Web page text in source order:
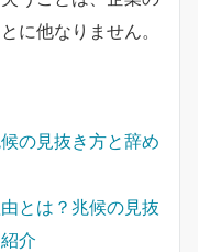
に他なりません。
の見抜き方と辞め
とは？兆候の見抜
介